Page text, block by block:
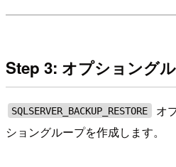
Step 3: オプショング
SQLSERVER_BACKUP_RESTORE
オ
ショングループを作成します。